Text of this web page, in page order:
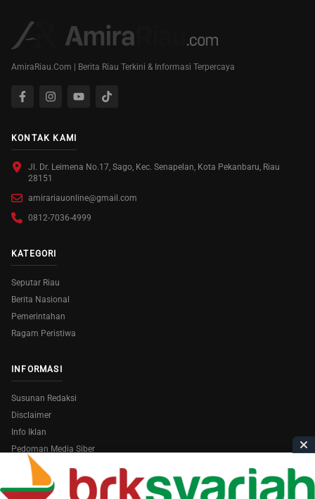
AmiraRiau.Com | Berita Riau Terkini & Informasi Terpercaya
KONTAK KAMI
Jl. Dr. Leimena No.17, Sago, Kec. Senapelan, Kota Pekanbaru, Riau
28151
amirariauonline@gmail.com
0812-7036-4999
KATEGORI
Seputar Riau
Berita Nasional
Pemerintahan
Ragam Peristiwa
INFORMASI
Susunan Redaksi
Disclaimer
Info Iklan
Pedoman Media Siber